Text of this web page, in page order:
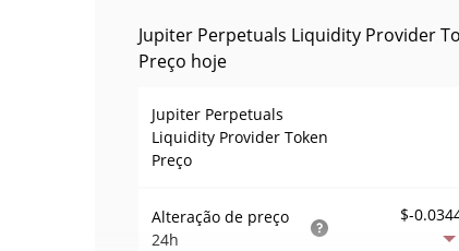
Jupiter Perpetuals Liquidity Provider
Preço hoje
Jupiter Perpetuals
Liquidity Provider Token
Preço
Alteração de preço
24h
$-